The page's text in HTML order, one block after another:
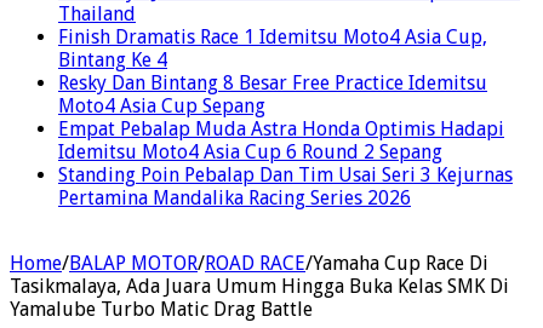
Thailand
Finish Dramatis Race 1 Idemitsu Moto4 Asia Cup,
Bintang Ke 4
Resky Dan Bintang 8 Besar Free Practice Idemitsu
Moto4 Asia Cup Sepang
Empat Pebalap Muda Astra Honda Optimis Hadapi
Idemitsu Moto4 Asia Cup 6 Round 2 Sepang
Standing Poin Pebalap Dan Tim Usai Seri 3 Kejurnas
Pertamina Mandalika Racing Series 2026
Home/BALAP MOTOR/ROAD RACE/Yamaha Cup Race Di
Tasikmalaya, Ada Juara Umum Hingga Buka Kelas SMK Di
Yamalube Turbo Matic Drag Battle